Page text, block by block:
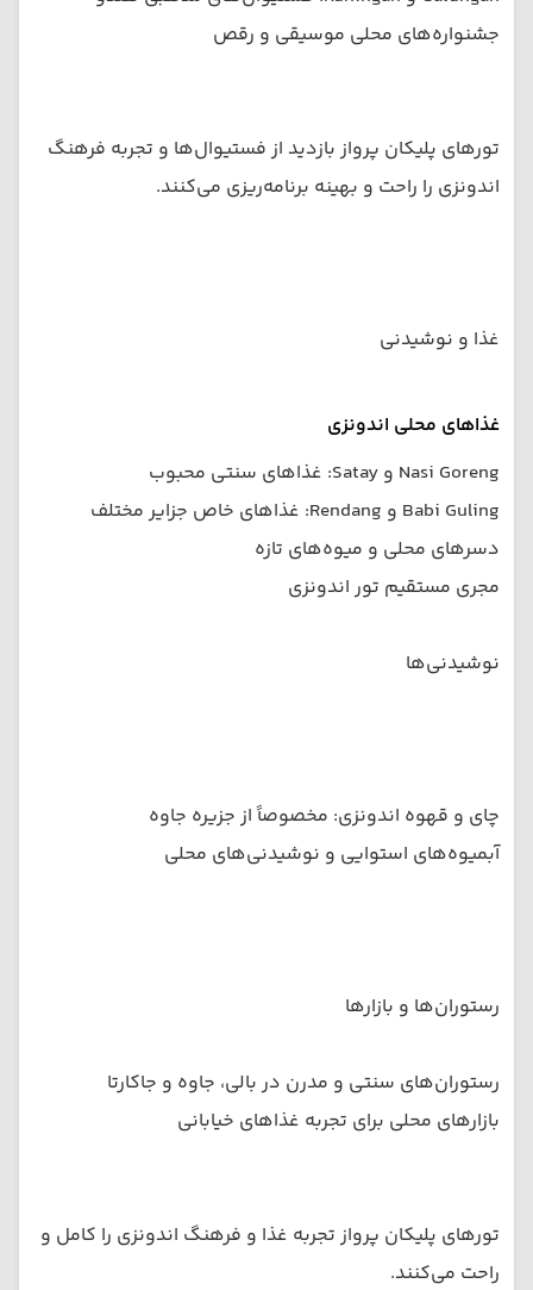
جشنواره‌های محلی موسیقی و رقص
تورهای پلیکان پرواز بازدید از فستیوال‌ها و تجربه فرهنگ
اندونزی را راحت و بهینه برنامه‌ریزی می‌کنند.
غذا و نوشیدنی
غذاهای محلی اندونزی
Nasi Goreng و Satay: غذاهای سنتی محبوب
Babi Guling و Rendang: غذاهای خاص جزایر مختلف
دسرهای محلی و میوه‌های تازه
مجری مستقیم تور اندونزی
نوشیدنی‌ها
چای و قهوه اندونزی: مخصوصاً از جزیره جاوه
آبمیوه‌های استوایی و نوشیدنی‌های محلی
رستوران‌ها و بازارها
رستوران‌های سنتی و مدرن در بالی، جاوه و جاکارتا
بازارهای محلی برای تجربه غذاهای خیابانی
تورهای پلیکان پرواز تجربه غذا و فرهنگ اندونزی را کامل و
راحت می‌کنند.